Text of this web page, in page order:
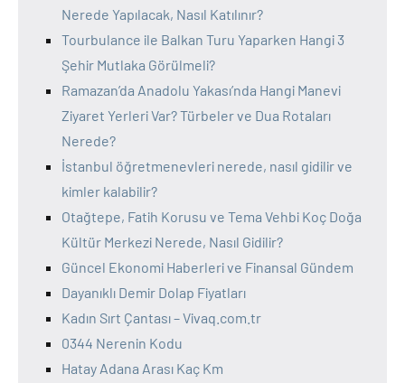
Nerede Yapılacak, Nasıl Katılınır?
Tourbulance ile Balkan Turu Yaparken Hangi 3
Şehir Mutlaka Görülmeli?
Ramazan’da Anadolu Yakası’nda Hangi Manevi
Ziyaret Yerleri Var? Türbeler ve Dua Rotaları
Nerede?
İstanbul öğretmenevleri nerede, nasıl gidilir ve
kimler kalabilir?
Otağtepe, Fatih Korusu ve Tema Vehbi Koç Doğa
Kültür Merkezi Nerede, Nasıl Gidilir?
Güncel Ekonomi Haberleri ve Finansal Gündem
Dayanıklı Demir Dolap Fiyatları
Kadın Sırt Çantası – Vivaq.com.tr
0344 Nerenin Kodu
Hatay Adana Arası Kaç Km